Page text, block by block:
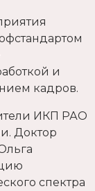
и
кадров.
ИКП РАО
Доктор
спектра